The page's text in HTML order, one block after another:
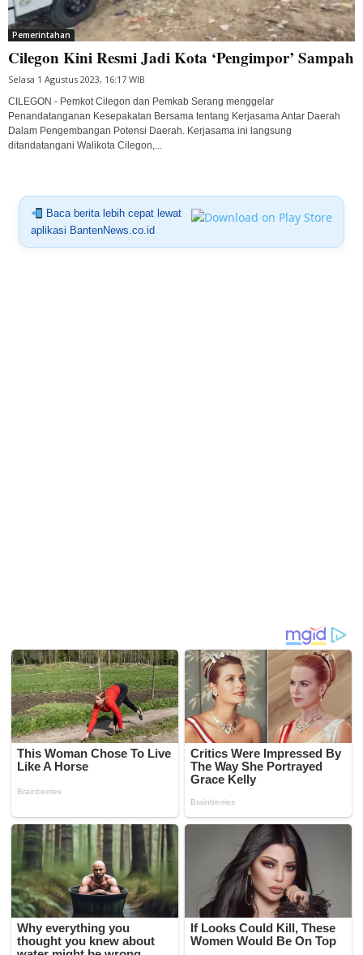
Pemerintahan
Cilegon Kini Resmi Jadi Kota ‘Pengimpor’ Sampah
Selasa 1 Agustus 2023, 16:17 WIB
CILEGON - Pemkot Cilegon dan Pemkab Serang menggelar
Penandatanganan Kesepakatan Bersama tentang Kerjasama Antar Daerah
Dalam Pengembangan Potensi Daerah. Kerjasama ini langsung
ditandatangani Walikota Cilegon,...
Baca berita lebih cepat lewat
aplikasi BantenNews.co.id